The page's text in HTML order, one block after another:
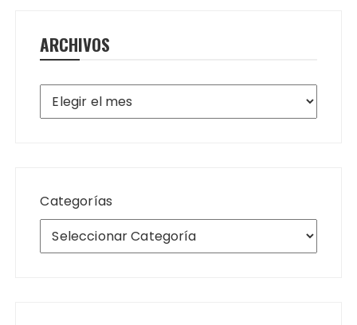
ARCHIVOS
Archivos
Categorías